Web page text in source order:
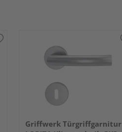
Griffwerk Türgriffgarnitur